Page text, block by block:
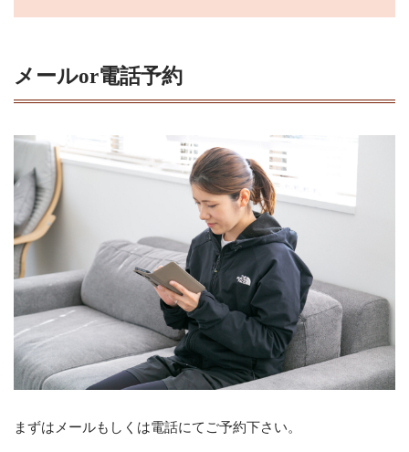
不定休
メールor電話予約
まずはメールもしくは電話にてご予約下さい。